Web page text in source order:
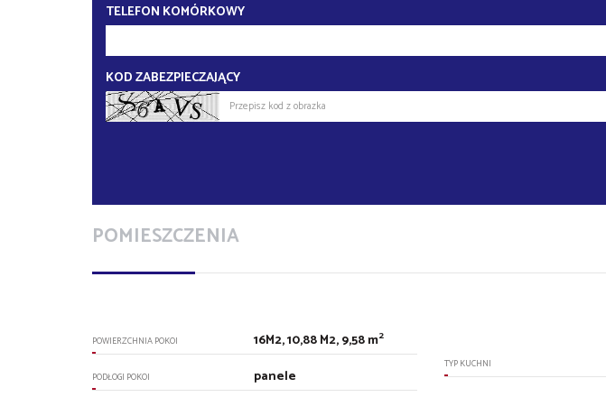
TELEFON KOMÓRKOWY
KOD ZABEZPIECZAJĄCY
POMIESZCZENIA
POWIERZCHNIA POKOI 16M2, 10,88 M2, 9,58 m2
PODŁOGI POKOI panele
TYP KUCHNI